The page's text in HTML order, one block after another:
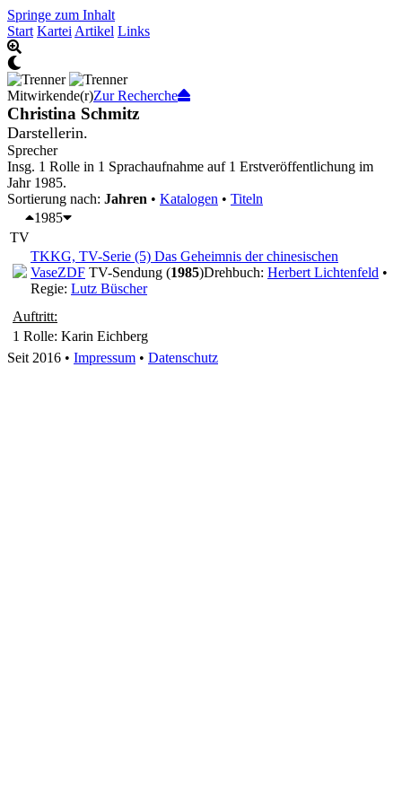
Springe zum Inhalt
Start Kartei Artikel Links
Mitwirkende(r)Zur Recherche
Christina Schmitz
Darstellerin.
Sprecher
Insg. 1 Rolle in 1 Sprachaufnahme auf 1 Erstveröffentlichung im
Jahr 1985.
Sortierung nach: Jahren • Katalogen • Titeln
1985
TV
TKKG, TV-Serie (5) Das Geheimnis der chinesischen
VaseZDF TV-Sendung (1985)Drehbuch: Herbert Lichtenfeld •
Regie: Lutz Büscher
Auftritt:
1 Rolle: Karin Eichberg
Seit 2016 • Impressum • Datenschutz